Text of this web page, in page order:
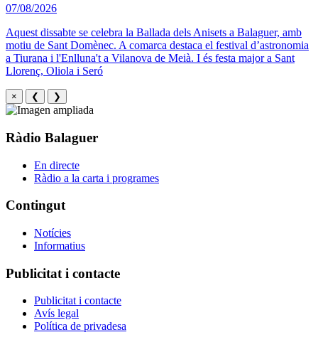
07/08/2026
Aquest dissabte se celebra la Ballada dels Anisets a Balaguer, amb
motiu de Sant Domènec. A comarca destaca el festival d’astronomia
a Tiurana i l'Enlluna't a Vilanova de Meià. I és festa major a Sant
Llorenç, Oliola i Seró
× ❮ ❯
Ràdio Balaguer
En directe
Ràdio a la carta i programes
Contingut
Notícies
Informatius
Publicitat i contacte
Publicitat i contacte
Avís legal
Política de privadesa